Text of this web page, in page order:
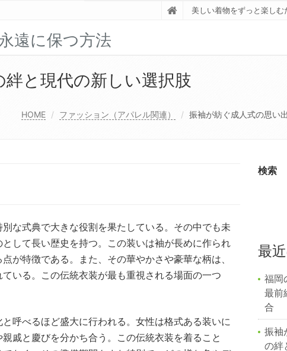
美しい着物をずっと楽しむ
遠に保つ方法
と現代の新しい選択肢
HOME ファッション（アパレル関連） 振袖が紡ぐ成人式の思い
な式典で大きな役割を果たしている。 その中でも未
して長い歴史を持つ。この装いは袖が長めに作られ
が特徴である。また、その華やかさや豪華な柄は、
いる。この伝統衣装が最も重視される場面の一つ
呼べるほど盛大に行われる。女性は格式ある装いに
戚と慶びを分かち合う。この伝統衣装を着ること
検索
最
福岡
最前
合
振袖
の絆